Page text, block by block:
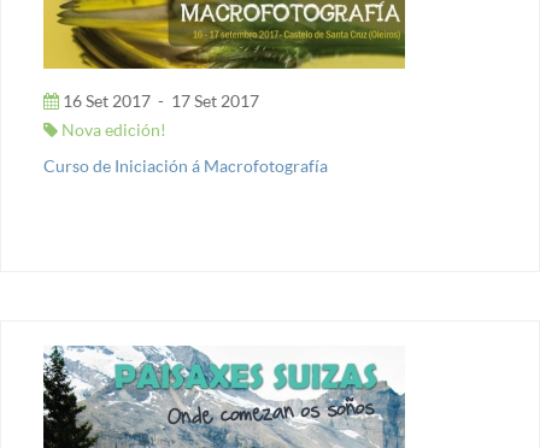
16 Set 2017 - 17 Set 2017
Nova edición!
Curso de Iniciación á Macrofotografía